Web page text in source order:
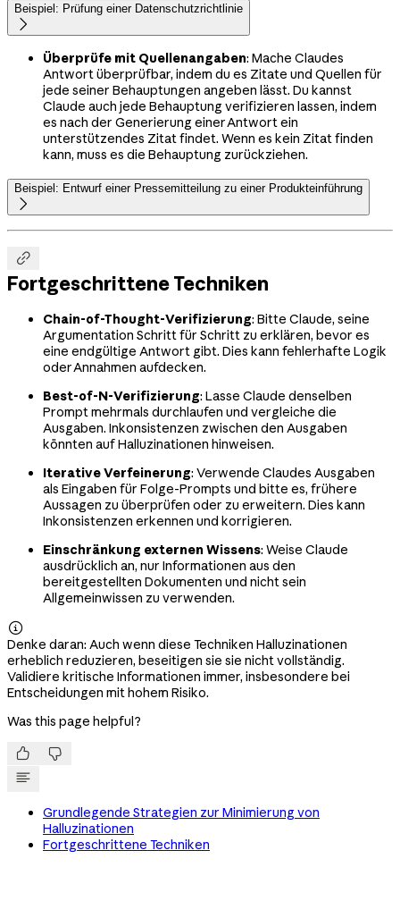
Beispiel: Prüfung einer Datenschutzrichtlinie

Überprüfe mit Quellenangaben: Mache Claudes
Antwort überprüfbar, indem du es Zitate und Quellen für
jede seiner Behauptungen angeben lässt. Du kannst
Claude auch jede Behauptung verifizieren lassen, indem
es nach der Generierung einer Antwort ein
unterstützendes Zitat findet. Wenn es kein Zitat finden
kann, muss es die Behauptung zurückziehen.
Beispiel: Entwurf einer Pressemitteilung zu einer Produkteinführung


Fortgeschrittene Techniken
Chain-of-Thought-Verifizierung: Bitte Claude, seine
Argumentation Schritt für Schritt zu erklären, bevor es
eine endgültige Antwort gibt. Dies kann fehlerhafte Logik
oder Annahmen aufdecken.
Best-of-N-Verifizierung: Lasse Claude denselben
Prompt mehrmals durchlaufen und vergleiche die
Ausgaben. Inkonsistenzen zwischen den Ausgaben
könnten auf Halluzinationen hinweisen.
Iterative Verfeinerung: Verwende Claudes Ausgaben
als Eingaben für Folge-Prompts und bitte es, frühere
Aussagen zu überprüfen oder zu erweitern. Dies kann
Inkonsistenzen erkennen und korrigieren.
Einschränkung externen Wissens: Weise Claude
ausdrücklich an, nur Informationen aus den
bereitgestellten Dokumenten und nicht sein
Allgemeinwissen zu verwenden.

Denke daran: Auch wenn diese Techniken Halluzinationen
erheblich reduzieren, beseitigen sie sie nicht vollständig.
Validiere kritische Informationen immer, insbesondere bei
Entscheidungen mit hohem Risiko.
Was this page helpful?
 
Grundlegende Strategien zur Minimierung von
Halluzinationen
Fortgeschrittene Techniken